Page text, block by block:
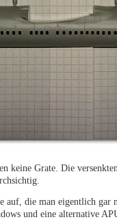
keine Grate. Die
auf, die man eigentlich
und eine alternative